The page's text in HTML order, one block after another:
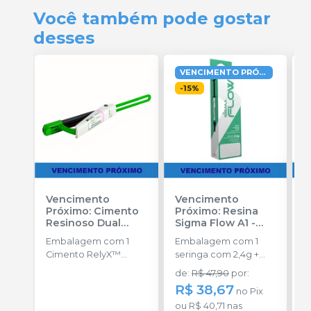
Você também pode gostar
desses
Vencimento
Próximo: Cimento
Resinoso Dual
RelyX™ Ultimate
Clicker - A1 -
SOLVENTUM
Embalagem com 1
Cimento RelyX™
VENCIMENTO PRÓXIMO
-15%
Vencimento
Próximo: Resina
Sigma Flow A1 -
DFL
Embalagem com 1
seringa com 2,4g +
pontas aplicadoras.
de: R$ 47,90 por:
R$ 38,67 no Pix
ou R$ 40,71 nas